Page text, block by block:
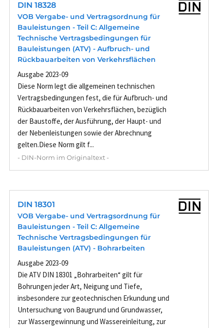
DIN 18328
VOB Vergabe- und Vertragsordnung für
Bauleistungen - Teil C: Allgemeine
Technische Vertragsbedingungen für
Bauleistungen (ATV) - Aufbruch- und
Rückbauarbeiten von Verkehrsflächen
Ausgabe 2023-09
Diese Norm legt die allgemeinen technischen
Vertragsbedingungen fest, die für Aufbruch- und
Rückbauarbeiten von Verkehrsflächen, bezüglich
der Baustoffe, der Ausführung, der Haupt- und
der Nebenleistungen sowie der Abrechnung
gelten.Diese Norm gilt f...
- DIN-Norm im Originaltext -
DIN 18301
VOB Vergabe- und Vertragsordnung für
Bauleistungen - Teil C: Allgemeine
Technische Vertragsbedingungen für
Bauleistungen (ATV) - Bohrarbeiten
Ausgabe 2023-09
Die ATV DIN 18301 „Bohrarbeiten“ gilt für
Bohrungen jeder Art, Neigung und Tiefe,
insbesondere zur geotechnischen Erkundung und
Untersuchung von Baugrund und Grundwasser,
zur Wassergewinnung und Wassereinleitung, zur